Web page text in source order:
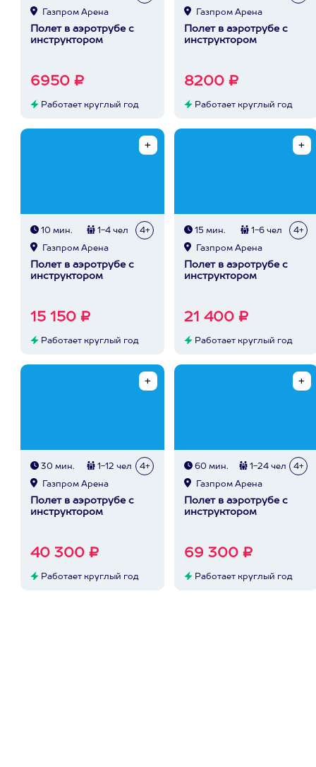
Газпром Арена
Полет в аэротрубе с
инструктором
6950 ₽
Работает круглый год
Газпром Арена
Полет в аэротрубе с
инструктором
8200 ₽
Работает круглый год
10 мин. 1-4 чел 4+
Газпром Арена
Полет в аэротрубе с
инструктором
15 150 ₽
Работает круглый год
15 мин. 1-6 чел 4+
Газпром Арена
Полет в аэротрубе с
инструктором
21 400 ₽
Работает круглый год
30 мин. 1-12 чел 4+
Газпром Арена
Полет в аэротрубе с
инструктором
40 300 ₽
Работает круглый год
60 мин. 1-24 чел 4+
Газпром Арена
Полет в аэротрубе с
инструктором
69 300 ₽
Работает круглый год